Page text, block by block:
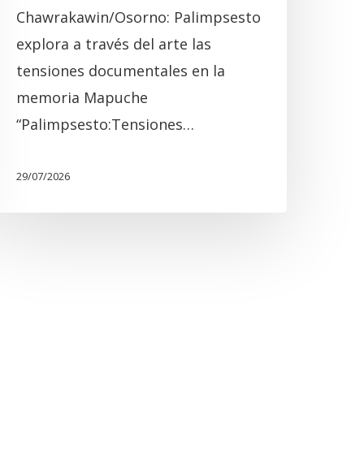
Chawrakawin/Osorno: Palimpsesto
explora a través del arte las
tensiones documentales en la
memoria Mapuche
“Palimpsesto:Tensiones…
29/07/2026